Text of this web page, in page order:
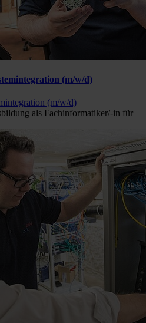
(m/w/d)
(m/w/d)
als Fachinformatiker/-in für